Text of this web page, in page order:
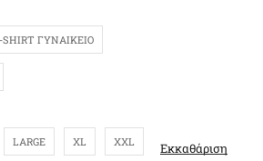
SHIRT ΓΥΝΑΙΚΕΊΟ
LARGE XL XXL Εκκαθάριση